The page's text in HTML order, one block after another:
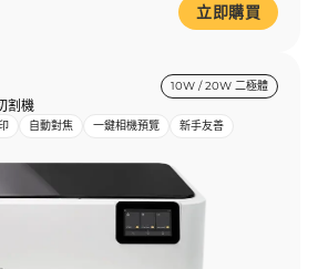
立即購買
10W / 20W 二極體
割機
自動對焦 一鍵相機預覽 新手友善